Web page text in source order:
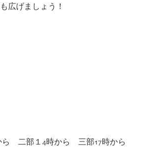
広げましょう！
二部１4時から 三部17時から